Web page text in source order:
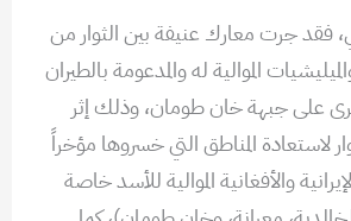
فقد جرت معارك عنيفة بين الثوار من
الموالية له والمدعومة بالطيران
على جبهة خان طومان، وذلك إثر
لاستعادة المناطق التي خسروها مؤخراً
والأفغانية الموالية للأسد خاصة